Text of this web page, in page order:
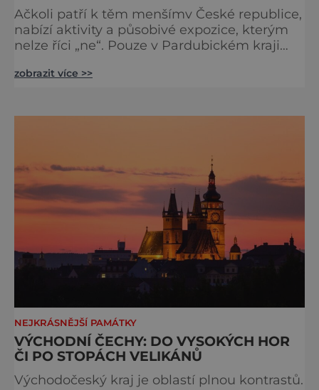
Ačkoli patří k těm menšímv České republice,
nabízí aktivity a působivé expozice, kterým
nelze říci „ne“. Pouze v Pardubickém kraji
se součástí dostihového veselí, zaposlouchat
zobrazit více >>
NEJKRÁSNĚJŠÍ PAMÁTKY
VÝCHODNÍ ČECHY: DO VYSOKÝCH HOR
ČI PO STOPÁCH VELIKÁNŮ
Východočeský kraj je oblastí plnou kontrastů.